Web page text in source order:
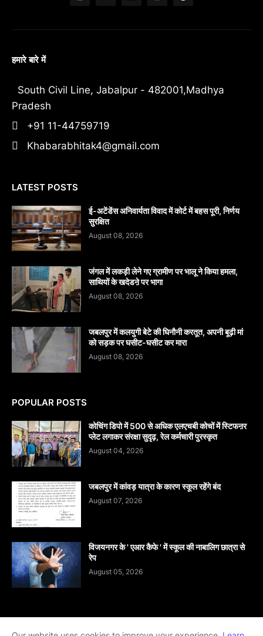
हमारे बारे में
South Civil Line, Jabalpur - 482001,Madhya
Pradesh
+91 11-44759719
Khabarabhitak4@gmail.com
LATEST POSTS
​ई-अटेंडेंस अनिवार्यता विवाद में कोर्ट में बहस पूरी, निर्णय
सुरक्षित
August 08, 2026
जंगल में लकड़ी लेने गए ग्रामीण पर भालू ने किया हमला,
साथियों के खदेडऩे पर भागा
August 08, 2026
जबलपुर में कलयुगी बेटे की घिनौनी करतूत, अपनी बूढ़ी मां
को सड़क पर घसीट-घसीट कर मारा
August 08, 2026
POPULAR POSTS
कोचिंग डिपो में 500 से अधिक एलएचबी कोचों में स्टिफऩर
प्लेट लगाकर संरक्षा सुदृढ़, रेल कर्मचारी पुरस्कृत
August 04, 2026
जबलपुर में कांवड़ यात्रा के कारण स्कूल रहेंगे बंद
August 07, 2026
विजयनगर के ' एआर कैफे ' में स्कूल की नाबालिग छात्रा से
रेप
August 05, 2026